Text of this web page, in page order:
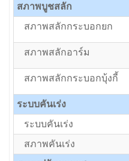
สภาพบูชสลัก
สภาพสลักกระบอกยก
สภาพสลักอาร์ม
สภาพสลักกระบอกบุ้งกี้
ระบบคันเร่ง
ระบบคันเร่ง
สภาพคันเร่ง